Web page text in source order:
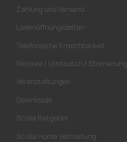
Zahlung und Versand
Ladenöffnungszeiten
Telefonische Erreichbarkeit
Retoure / Umtausch / Stornierung
Veranstaltungen
Downloads
Scolia Ratgeber
Scolia Home Vermietung